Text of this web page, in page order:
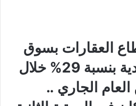
العقارات بسوق
الأسهم السعودية بنسبة 29% خلال
العام الجاري ..